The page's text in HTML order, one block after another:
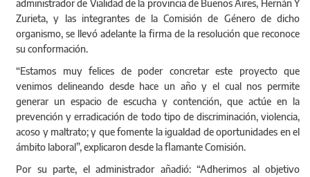
administrador de Vialidad de la provincia de Buenos Aires, Hernán Y
Zurieta, y las integrantes de la Comisión de Género de dicho
organismo, se llevó adelante la firma de la resolución que reconoce
su conformación.
“Estamos muy felices de poder concretar este proyecto que
venimos delineando desde hace un año y el cual nos permite
generar un espacio de escucha y contención, que actúe en la
prevención y erradicación de todo tipo de discriminación, violencia,
acoso y maltrato; y que fomente la igualdad de oportunidades en el
ámbito laboral”, explicaron desde la flamante Comisión.
Por su parte, el administrador añadió: “Adherimos al objetivo